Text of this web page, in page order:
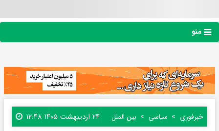
منو
خبرفوری سیاسی بین الملل ۲۴ اردیبهشت ۱۴۰۵ ۱۲:۴۸